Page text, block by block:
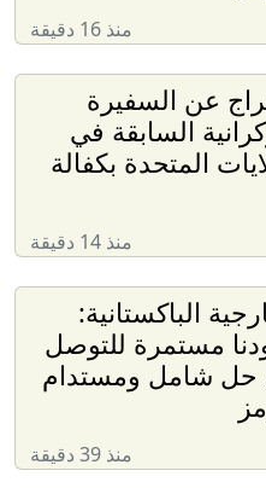
منذ 16 دقيقة
عن السفيرة
السابقة في
المتحدة بكفالة
منذ 14 دقيقة
الباكستانية:
مستمرة للتوصل
حل شامل ومستدام
منذ 39 دقيقة